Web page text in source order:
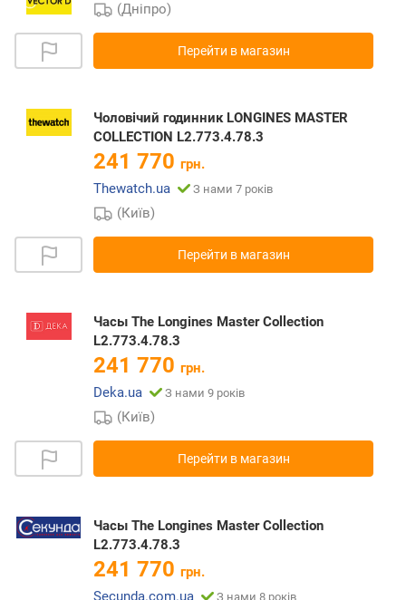
(Дніпро)
Перейти в магазин
Чоловічий годинник LONGINES MASTER
COLLECTION L2.773.4.78.3
241 770 грн.
Thewatch.ua
З нами 7 років
(Київ)
Перейти в магазин
Часы The Longines Master Collection
L2.773.4.78.3
241 770 грн.
Deka.ua
З нами 9 років
(Київ)
Перейти в магазин
Часы The Longines Master Collection
L2.773.4.78.3
241 770 грн.
Secunda.com.ua
З нами 8 років